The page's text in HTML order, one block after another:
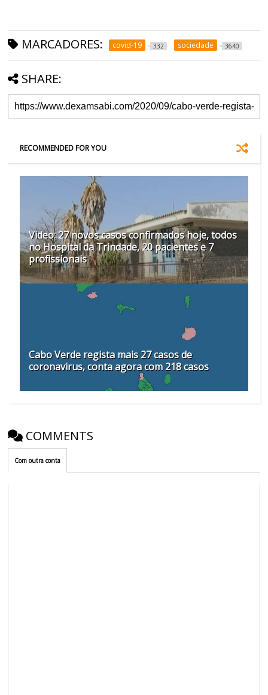
MARCADORES: covid-19 332 sociedade 3640
SHARE:
RECOMMENDED FOR YOU
Video: 27 novos casos confirmados hoje, todos
no Hospital da Trindade, 20 pacientes e 7
profissionais
Cabo Verde regista mais 27 casos de
coronavirus, conta agora com 218 casos
COMMENTS
Com outra conta